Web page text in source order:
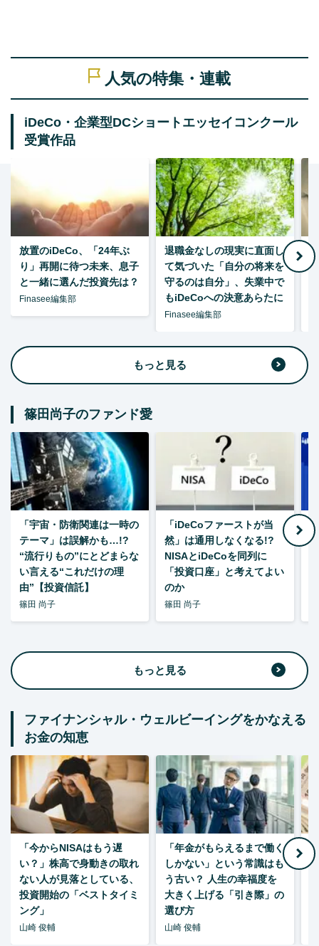
人気の特集・連載
iDeCo・企業型DCショートエッセイコンクール
受賞作品
放置のiDeCo、「24年ぶ
り」再開に待つ未来、息子
と一緒に選んだ投資先は？
Finasee編集部
退職金なしの現実に直面し
て気づいた「自分の将来を
守るのは自分」、失業中で
もiDeCoへの決意あらたに
Finasee編集部
もっと見る
篠田尚子のファンド愛
「宇宙・防衛関連は一時の
テーマ」は誤解かも…!?
“流行りもの”にとどまらな
い言える“これだけの理
由”【投資信託】
篠田 尚子
「iDeCoファーストが当
然」は通用しなくなる!?
NISAとiDeCoを同列に
「投資口座」と考えてよい
のか
篠田 尚子
もっと見る
ファイナンシャル・ウェルビーイングをかなえる
お金の知恵
「今からNISAはもう遅
い？」株高で身動きの取れ
ない人が見落としている、
投資開始の「ベストタイミ
ング」
山崎 俊輔
「年金がもらえるまで働く
しかない」という常識はも
う古い？ 人生の幸福度を
大きく上げる「引き際」の
選び方
山崎 俊輔